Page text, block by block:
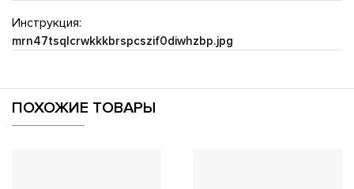
Инструкция:
mrn47tsqlcrwkkkbrspcszif0diwhzbp.jpg
ПОХОЖИЕ ТОВАРЫ